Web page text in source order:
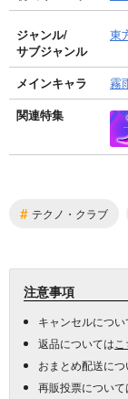
ジャンル/
サブジャンル
東
メインキャラ
霧
関連特集
# テクノ・クラブ
注意事項
キャンセルについ
返品については
おまとめ配送につ
再販投票について